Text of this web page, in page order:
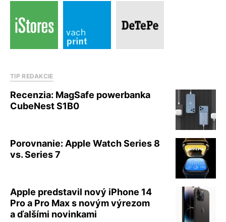
TIP REDAKCIE
Recenzia: MagSafe powerbanka
CubeNest S1B0
Porovnanie: Apple Watch Series 8
vs. Series 7
Apple predstavil nový iPhone 14
Pro a Pro Max s novým výrezom
a ďalšími novinkami